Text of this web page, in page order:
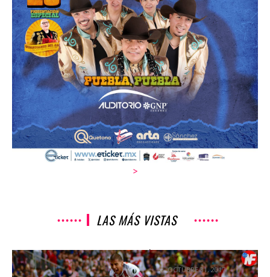
>
LAS MÁS VISTAS
CHIVAS GANÓ CON LA SANGRE NUEVA
NOTICIAS OCTUBRE 31, 2017